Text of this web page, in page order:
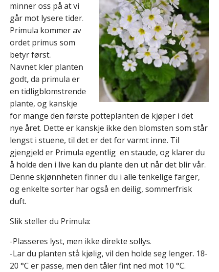
minner oss på at vi
går mot lysere tider.
Primula kommer av
ordet primus som
betyr først.
Navnet kler planten
godt, da primula er
en tidligblomstrende
plante, og kanskje
for mange den første potteplanten de kjøper i det
nye året. Dette er kanskje ikke den blomsten som står
lengst i stuene, til det er det for varmt inne. Til
gjengjeld er Primula egentlig en staude, og klarer du
å holde den i live kan du plante den ut når det blir vår.
Denne skjønnheten finner du i alle tenkelige farger,
og enkelte sorter har også en deilig, sommerfrisk
duft.
Slik steller du Primula:
-Plasseres lyst, men ikke direkte sollys.
-Lar du planten stå kjølig, vil den holde seg lenger. 18-
20 °C er passe, men den tåler fint ned mot 10 °C.